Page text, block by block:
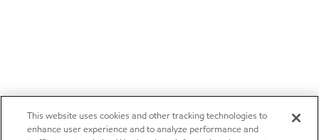
This website uses cookies and other tracking technologies to
enhance user experience and to analyze performance and